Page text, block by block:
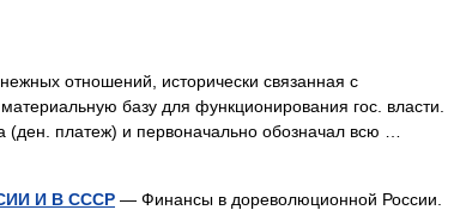
отношений, исторически связанная с
базу для функционирования гос. власти.
платеж) и первоначально обозначал всю …
И В СССР — Финансы в дореволюционной России.